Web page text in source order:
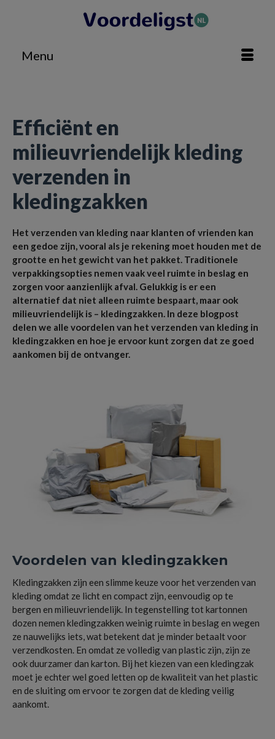
Menu
Efficiënt en
milieuvriendelijk kleding
verzenden in
kledingzakken
Het verzenden van kleding naar klanten of vrienden kan
een gedoe zijn, vooral als je rekening moet houden met de
grootte en het gewicht van het pakket. Traditionele
verpakkingsopties nemen vaak veel ruimte in beslag en
zorgen voor aanzienlijk afval. Gelukkig is er een
alternatief dat niet alleen ruimte bespaart, maar ook
milieuvriendelijk is – kledingzakken. In deze blogpost
delen we alle voordelen van het verzenden van kleding in
kledingzakken en hoe je ervoor kunt zorgen dat ze goed
aankomen bij de ontvanger.
Voordelen van kledingzakken
Kledingzakken zijn een slimme keuze voor het verzenden van
kleding omdat ze licht en compact zijn, eenvoudig op te
bergen en milieuvriendelijk. In tegenstelling tot kartonnen
dozen nemen kledingzakken weinig ruimte in beslag en wegen
ze nauwelijks iets, wat betekent dat je minder betaalt voor
verzendkosten. En omdat ze volledig van plastic zijn, zijn ze
ook duurzamer dan karton. Bij het kiezen van een kledingzak
moet je echter wel goed letten op de kwaliteit van het plastic
en de sluiting om ervoor te zorgen dat de kleding veilig
aankomt.